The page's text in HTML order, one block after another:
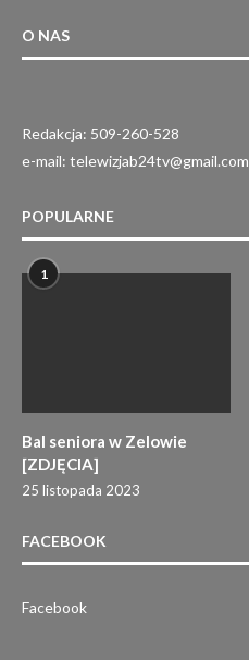
O NAS
Redakcja: 509-260-528
e-mail: telewizjab24tv@gmail.com
POPULARNE
1
Bal seniora w Zelowie
[ZDJĘCIA]
25 listopada 2023
FACEBOOK
Facebook